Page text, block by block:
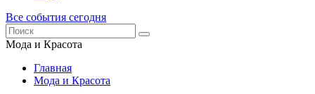
Все события сегодня
Мода и Красота
Главная
Мода и Красота